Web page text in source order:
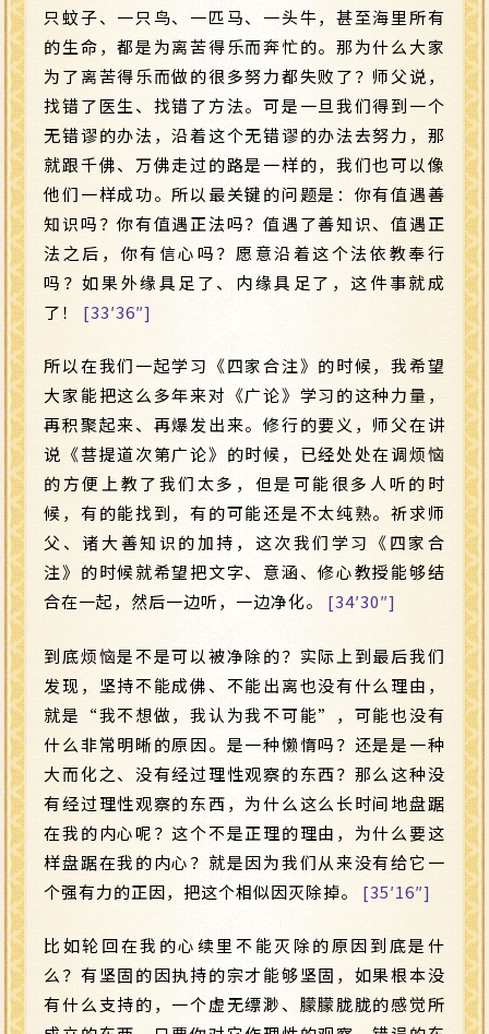
只蚊子、一只鸟、一匹马、一头牛，甚至海里所有
的生命，都是为离苦得乐而奔忙的。那为什么大家
为了离苦得乐而做的很多努力都失败了？师父说，
找错了医生、找错了方法。可是一旦我们得到一个
无错谬的办法，沿着这个无错谬的办法去努力，那
就跟千佛、万佛走过的路是一样的，我们也可以像
他们一样成功。所以最关键的问题是：你有值遇善
知识吗？你有值遇正法吗？值遇了善知识、值遇正
法之后，你有信心吗？愿意沿着这个法依教奉行
吗？如果外缘具足了、内缘具足了，这件事就成
了！ [33′36″]
所以在我们一起学习《四家合注》的时候，我希望
大家能把这么多年来对《广论》学习的这种力量，
再积聚起来、再爆发出来。修行的要义，师父在讲
说《菩提道次第广论》的时候，已经处处在调烦恼
的方便上教了我们太多，但是可能很多人听的时
候，有的能找到，有的可能还是不太纯熟。祈求师
父、诸大善知识的加持，这次我们学习《四家合
注》的时候就希望把文字、意涵、修心教授能够结
合在一起，然后一边听，一边净化。 [34′30″]
到底烦恼是不是可以被净除的？实际上到最后我们
发现，坚持不能成佛、不能出离也没有什么理由，
就是“我不想做，我认为我不可能”，可能也没有
什么非常明晰的原因。是一种懒惰吗？还是是一种
大而化之、没有经过理性观察的东西？那么这种没
有经过理性观察的东西，为什么这么长时间地盘踞
在我的内心呢？这个不是正理的理由，为什么要这
样盘踞在我的内心？就是因为我们从来没有给它一
个强有力的正因，把这个相似因灭除掉。 [35′16″]
比如轮回在我的心续里不能灭除的原因到底是什
么？有坚固的因执持的宗才能够坚固，如果根本没
有什么支持的，一个虚无缥渺、朦朦胧胧的感觉所